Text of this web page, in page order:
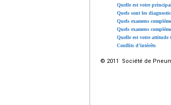
Quelle est votre
Quels sont les
Quels examens
Quels examens
Quelle est votre attitude
Conflits d’intérêts
© 2011 Société de